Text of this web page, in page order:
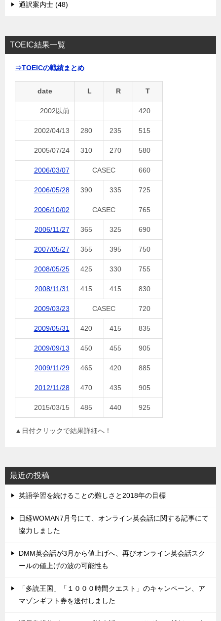
通訳案内士 (48)
TOEIC結果一覧
⇒TOEICの戦績まとめ
date L R T
2002以前 420
2002/04/13 280 235 515
2005/07/24 310 270 580
2006/03/07 CASEC 660
2006/05/28 390 335 725
2006/10/02 CASEC 765
2006/11/27 365 325 690
2007/05/27 355 395 750
2008/05/25 425 330 755
2008/11/31 415 415 830
2009/03/23 CASEC 720
2009/05/31 420 415 835
2009/09/13 450 455 905
2009/11/29 465 420 885
2012/11/28 470 435 905
2015/03/15 485 440 925
▲日付クリックで結果詳細へ！
最近の投稿
英語学習を続けることの難しさと2018年の目標
日経WOMAN7月号にて、オンライン英会話に関する記事にて
協力しました
DMM英会話が3月から値上げへ、再びオンライン英会話スク
ールの値上げの波の可能性も
「多読王国」「１０００時間クエスト」のキャンペーン、ア
マゾンギフト券を送付しました